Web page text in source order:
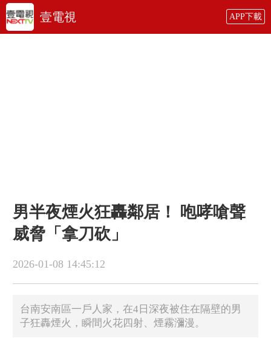
壹電視 APP下載
男半夜煙火狂轟鄰居！ 咆哮嗆聲
威脅「拿刀砍」
2026-01-08 14:45:12
台南安南區一戶人家，在4日深夜被住在隔壁的男
子狂轟煙火，瞬間火花四射、煙霧瀰漫。